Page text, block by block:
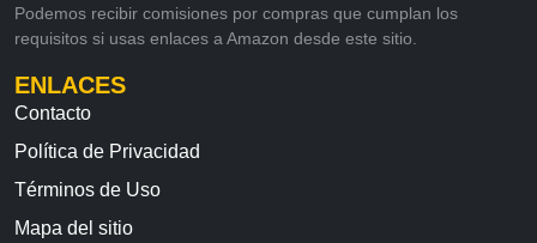
Podemos recibir comisiones por compras que cumplan los
requisitos si usas enlaces a Amazon desde este sitio.
ENLACES
Contacto
Política de Privacidad
Términos de Uso
Mapa del sitio